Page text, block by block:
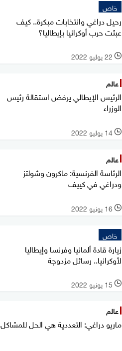
خاص
رحيل دراغي وانتخابات مبكرة.. كيف
عبثت حرب أوكرانيا بإيطاليا؟
l 22 يوليو 2022
عالم
الرئيس الإيطالي يرفض استقالة رئيس
الوزراء
l 14 يوليو 2022
عالم
الرئاسة الفرنسية: ماكرون وشولتز
ودراغي في كييف
l 16 يونيو 2022
خاص
زيارة قادة ألمانيا وفرنسا وإيطاليا
لأوكرانيا.. رسائل مزدوجة
l 15 يونيو 2022
عالم
ماريو دراغي: التعددية هي الحل للمشاكل